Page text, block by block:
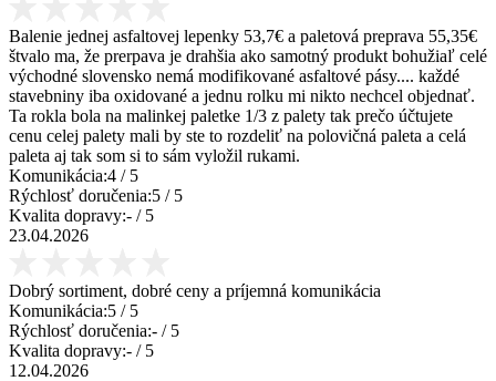
Balenie jednej asfaltovej lepenky 53,7€ a paletová preprava 55,35€
štvalo ma, že prerpava je drahšia ako samotný produkt bohužiaľ celé
východné slovensko nemá modifikované asfaltové pásy.... každé
stavebniny iba oxidované a jednu rolku mi nikto nechcel objednať.
Ta rokla bola na malinkej paletke 1/3 z palety tak prečo účtujete
cenu celej palety mali by ste to rozdeliť na polovičná paleta a celá
paleta aj tak som si to sám vyložil rukami.
Komunikácia:4 / 5
Rýchlosť doručenia:5 / 5
Kvalita dopravy:- / 5
23.04.2026
Dobrý sortiment, dobré ceny a príjemná komunikácia
Komunikácia:5 / 5
Rýchlosť doručenia:- / 5
Kvalita dopravy:- / 5
12.04.2026